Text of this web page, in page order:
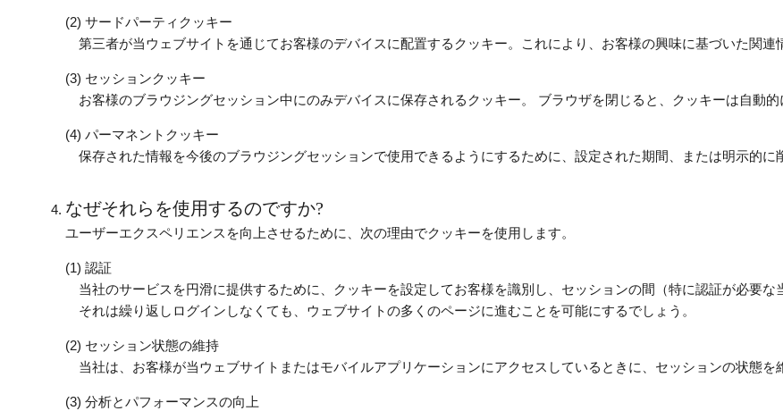
サードパーティクッキー
第三者が当ウェブサイトを通じてお客様のデバイスに配置するクッキー。これにより、お客様の興味に基づいた関連
セッションクッキー
お客様のブラウジングセッション中にのみデバイスに保存されるクッキー。 ブラウザを閉じると、クッキーは自動的
パーマネントクッキー
保存された情報を今後のブラウジングセッションで使用できるようにするために、設定された期間、または明示的に
なぜそれらを使用するのですか?
ユーザーエクスペリエンスを向上させるために、次の理由でクッキーを使用します。
認証
当社のサービスを円滑に提供するために、クッキーを設定してお客様を識別し、セッションの間（特に認証が必要な
それは繰り返しログインしなくても、ウェブサイトの多くのページに進むことを可能にするでしょう。
セッション状態の維持
当社は、お客様が当ウェブサイトまたはモバイルアプリケーションにアクセスしているときに、セッションの状態を
分析とパフォーマンスの向上